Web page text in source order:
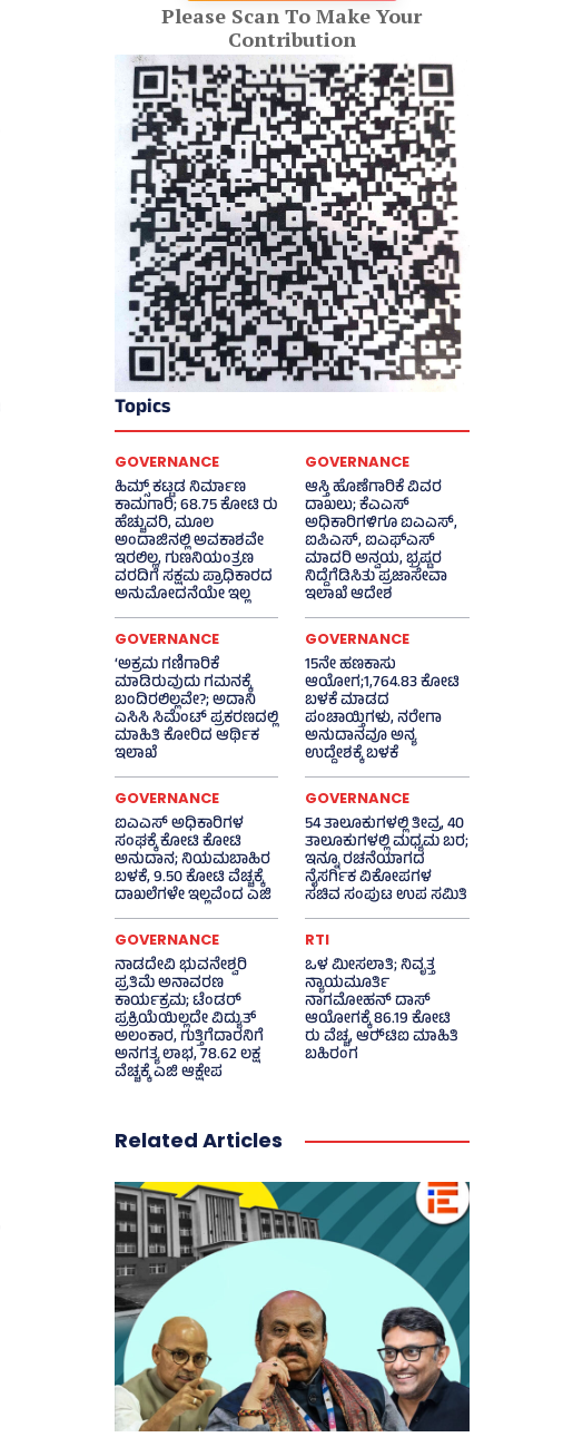
Please Scan To Make Your
Contribution
Topics
GOVERNANCE
ಹಿಮ್ಸ್‌ ಕಟ್ಟಡ ನಿರ್ಮಾಣ
ಕಾಮಗಾರಿ; 68.75 ಕೋಟಿ ರು
ಹೆಚ್ಚುವರಿ, ಮೂಲ
ಅಂದಾಜಿನಲ್ಲಿ ಅವಕಾಶವೇ
ಇರಲಿಲ್ಲ, ಗುಣನಿಯಂತ್ರಣ
ವರದಿಗೆ ಸಕ್ಷಮ ಪ್ರಾಧಿಕಾರದ
ಅನುಮೋದನೆಯೇ ಇಲ್ಲ
GOVERNANCE
ಆಸ್ತಿ ಹೊಣೆಗಾರಿಕೆ ವಿವರ
ದಾಖಲು; ಕೆಎಎಸ್
ಅಧಿಕಾರಿಗಳಿಗೂ ಐಎಎಸ್‌,
ಐಪಿಎಸ್‌, ಐಎಫ್‌ಎಸ್‌
ಮಾದರಿ ಅನ್ವಯ, ಭ್ರಷ್ಟರ
ನಿದ್ದೆಗೆಡಿಸಿತು ಪ್ರಜಾಸೇವಾ
ಇಲಾಖೆ ಆದೇಶ
GOVERNANCE
‘ಅಕ್ರಮ ಗಣಿಗಾರಿಕೆ
ಮಾಡಿರುವುದು ಗಮನಕ್ಕೆ
ಬಂದಿರಲಿಲ್ಲವೇ?; ಅದಾನಿ
ಎಸಿಸಿ ಸಿಮೆಂಟ್ ಪ್ರಕರಣದಲ್ಲಿ
ಮಾಹಿತಿ ಕೋರಿದ ಆರ್ಥಿಕ
ಇಲಾಖೆ
GOVERNANCE
15ನೇ ಹಣಕಾಸು
ಆಯೋಗ;1,764.83 ಕೋಟಿ
ಬಳಕೆ ಮಾಡದ
ಪಂಚಾಯ್ತಿಗಳು, ನರೇಗಾ
ಅನುದಾನವೂ ಅನ್ಯ
ಉದ್ದೇಶಕ್ಕೆ ಬಳಕೆ
GOVERNANCE
ಐಎಎಸ್‌ ಅಧಿಕಾರಿಗಳ
ಸಂಘಕ್ಕೆ ಕೋಟಿ ಕೋಟಿ
ಅನುದಾನ; ನಿಯಮಬಾಹಿರ
ಬಳಕೆ, 9.50 ಕೋಟಿ ವೆಚ್ಚಕ್ಕೆ
ದಾಖಲೆಗಳೇ ಇಲ್ಲವೆಂದ ಎಜಿ
GOVERNANCE
54 ತಾಲೂಕುಗಳಲ್ಲಿ ತೀವ್ರ, 40
ತಾಲೂಕುಗಳಲ್ಲಿ ಮಧ್ಯಮ ಬರ;
ಇನ್ನೂ ರಚನೆಯಾಗದ
ನೈಸರ್ಗಿಕ ವಿಕೋಪಗಳ
ಸಚಿವ ಸಂಪುಟ ಉಪ ಸಮಿತಿ
GOVERNANCE
ನಾಡದೇವಿ ಭುವನೇಶ್ವರಿ
ಪ್ರತಿಮೆ ಅನಾವರಣ
ಕಾರ್ಯಕ್ರಮ; ಟೆಂಡರ್
ಪ್ರಕ್ರಿಯೆಯಿಲ್ಲದೇ ವಿದ್ಯುತ್‌
ಅಲಂಕಾರ, ಗುತ್ತಿಗೆದಾರನಿಗೆ
ಅನಗತ್ಯ ಲಾಭ, 78.62 ಲಕ್ಷ
ವೆಚ್ಚಕ್ಕೆ ಎಜಿ ಆಕ್ಷೇಪ
RTI
ಒಳ ಮೀಸಲಾತಿ; ನಿವೃತ್ತ
ನ್ಯಾಯಮೂರ್ತಿ
ನಾಗಮೋಹನ್ ದಾಸ್
ಆಯೋಗಕ್ಕೆ 86.19 ಕೋಟಿ
ರು ವೆಚ್ಚ, ಆರ್‍‌ಟಿಐ ಮಾಹಿತಿ
ಬಹಿರಂಗ
Related Articles